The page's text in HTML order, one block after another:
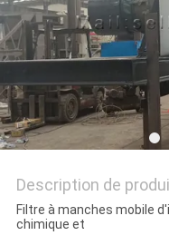
Description de
Filtre à manches mobile
chimique et